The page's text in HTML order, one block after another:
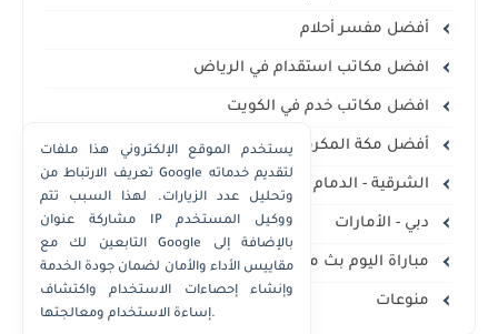
أفضل مفسر أحلام
افضل مكاتب استقدام في الرياض
افضل مكاتب خدم في الكويت
أفضل مكة المكرمة
الشرقية - الدمام الخبر
دبي - الأمارات
مباراة اليوم بث مباشر
منوعات
يستخدم الموقع الإلكتروني هذا ملفات
تعريف الارتباط من Google لتقديم خدماته
وتحليل عدد الزيارات. لهذا السبب تتم
مشاركة عنوان IP ووكيل المستخدم
التابعين لك مع Google بالإضافة إلى
مقاييس الأداء والأمان لضمان جودة الخدمة
وإنشاء إحصاءات الاستخدام واكتشاف
إساءة الاستخدام ومعالجتها.